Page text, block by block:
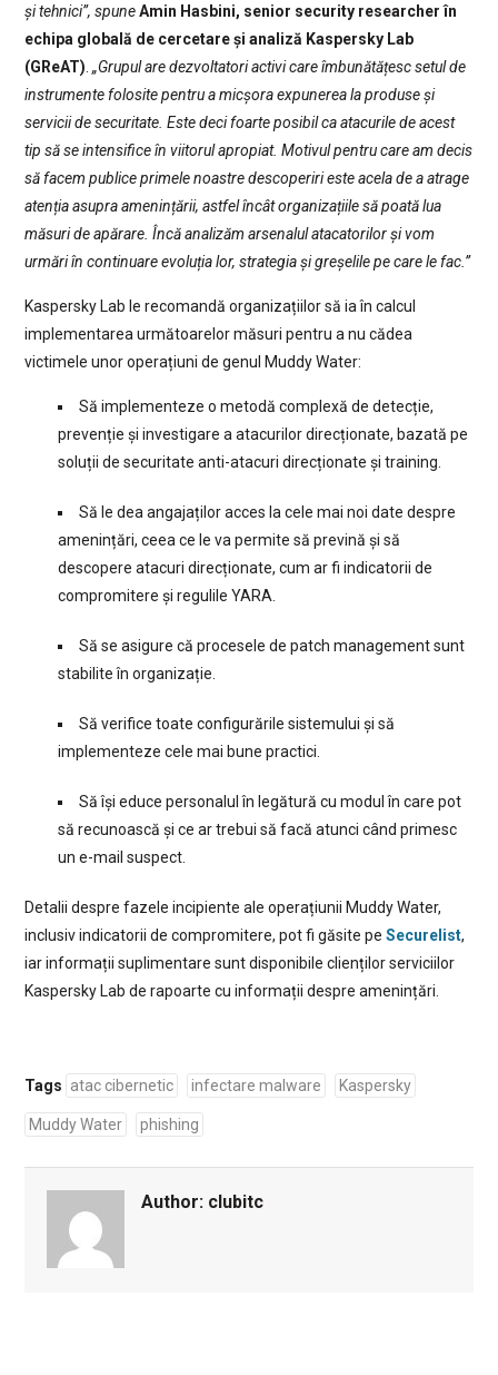
și tehnici”, spuneAmin Hasbini, senior security researcher în
echipa globală de cercetare și analiză Kaspersky Lab
(GReAT) „Grupul are dezvoltatori activi care îmbunătățesc setul de
instrumente folosite pentru a micșora expunerea la produse și
servicii de securitate. Este deci foarte posibil ca atacurile de acest
tip să se intensifice în viitorul apropiat. Motivul pentru care am decis
să facem publice primele noastre descoperiri este acela de a atrage
atenția asupra amenințării, astfel încât organizațiile să poată lua
măsuri de apărare. Încă analizăm arsenalul atacatorilor și vom
urmări în continuare evoluția lor, strategia și greșelile pe care le fac.”
Kaspersky Lab le recomandă organizațiilor să ia în calcul
implementarea următoarelor măsuri pentru a nu cădea
victimele unor operațiuni de genul Muddy Water:
Să implementeze o metodă complexă de detecție,
prevenție și investigare a atacurilor direcționate, bazată pe
soluții de securitate anti-atacuri direcționate și training.
Să le dea angajaților acces la cele mai noi date despre
amenințări, ceea ce le va permite să prevină și să
descopere atacuri direcționate, cum ar fi indicatorii de
compromitere și regulile YARA.
Să se asigure că procesele de patch management sunt
stabilite în organizație.
Să verifice toate configurările sistemului și să
implementeze cele mai bune practici.
Să își educe personalul în legătură cu modul în care pot
să recunoască și ce ar trebui să facă atunci când primesc
un e-mail suspect.
Detalii despre fazele incipiente ale operațiunii Muddy Water,
inclusiv indicatorii de compromitere, pot fi găsite pe Securelist,
iar informații suplimentare sunt disponibile clienților serviciilor
Kaspersky Lab de rapoarte cu informații despre amenințări.
Tags atac cibernetic infectare malware Kaspersky
Muddy Water phishing
Author: clubitc